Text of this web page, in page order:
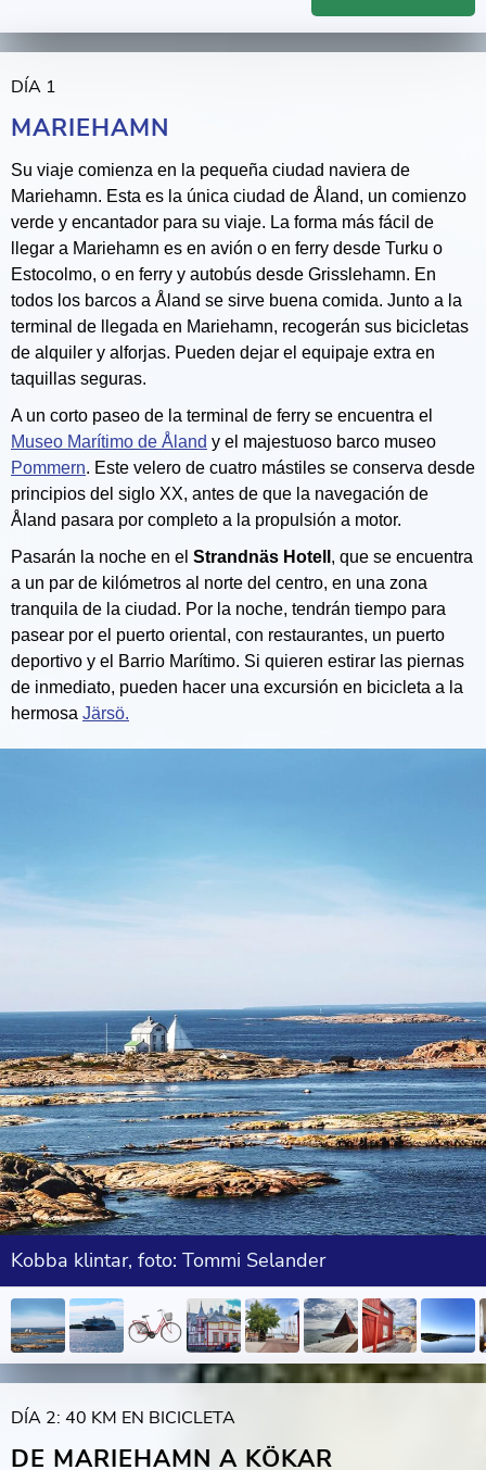
DÍA 1
MARIEHAMN
Su viaje comienza en la pequeña ciudad naviera de
Mariehamn. Esta es la única ciudad de Åland, un comienzo
verde y encantador para su viaje. La forma más fácil de
llegar a Mariehamn es en avión o en ferry desde Turku o
Estocolmo, o en ferry y autobús desde Grisslehamn. En
todos los barcos a Åland se sirve buena comida. Junto a la
terminal de llegada en Mariehamn, recogerán sus bicicletas
de alquiler y alforjas. Pueden dejar el equipaje extra en
taquillas seguras.
A un corto paseo de la terminal de ferry se encuentra el
Museo Marítimo de Åland y el majestuoso barco museo
Pommern. Este velero de cuatro mástiles se conserva desde
principios del siglo XX, antes de que la navegación de
Åland pasara por completo a la propulsión a motor.
Pasarán la noche en el Strandnäs Hotell , que se encuentra
a un par de kilómetros al norte del centro, en una zona
tranquila de la ciudad. Por la noche, tendrán tiempo para
pasear por el puerto oriental, con restaurantes, un puerto
deportivo y el Barrio Marítimo. Si quieren estirar las piernas
de inmediato, pueden hacer una excursión en bicicleta a la
hermosa Järsö.
Kobba klintar, foto: Tommi Selander
DÍA 2: 40 KM EN BICICLETA
DE MARIEHAMN A KÖKAR